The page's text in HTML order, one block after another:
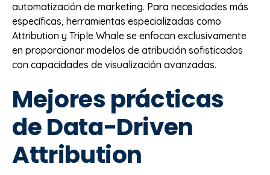
automatización de marketing. Para necesidades más
específicas, herramientas especializadas como
Attribution y Triple Whale se enfocan exclusivamente
en proporcionar modelos de atribución sofisticados
con capacidades de visualización avanzadas.
Mejores prácticas
de Data-Driven
Attribution